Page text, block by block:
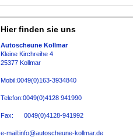
Hier finden sie uns
Autoscheune Kollmar
Kleine Kirchreihe 4
25377 Kollmar
Mobil:0049(0)163-3934840
Telefon:0049(0)4128 941990
Fax: 0049(0)4128-941992
e-mail:info@autoscheune-kollmar.de